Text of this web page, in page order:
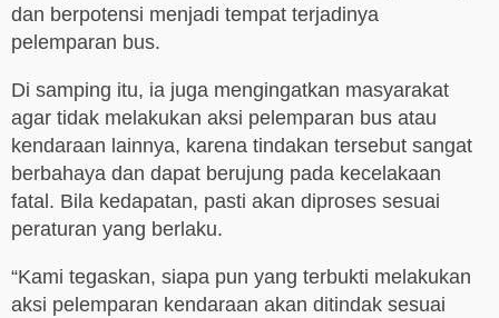
dan berpotensi menjadi tempat terjadinya
pelemparan bus.
Di samping itu, ia juga mengingatkan masyarakat
agar tidak melakukan aksi pelemparan bus atau
kendaraan lainnya, karena tindakan tersebut sangat
berbahaya dan dapat berujung pada kecelakaan
fatal. Bila kedapatan, pasti akan diproses sesuai
peraturan yang berlaku.
“Kami tegaskan, siapa pun yang terbukti melakukan
aksi pelemparan kendaraan akan ditindak sesuai